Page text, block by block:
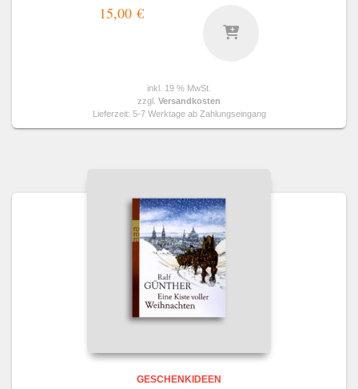
15,00 €
inkl. 19 % MwSt.
zzgl. Versandkosten
Lieferzeit: 5-7 Werktage ab Zahlungseingang
GESCHENKIDEEN